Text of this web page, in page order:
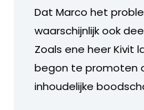
Dat Marco het
waarschijnlijk ook
Zoals ene heer Kivit
begon te promoten
inhoudelijke